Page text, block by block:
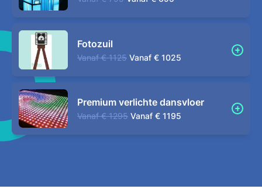
Fotozuil
Vanaf € 1125 Vanaf € 1025
Premium verlichte dansvloer
Vanaf € 1295 Vanaf € 1195